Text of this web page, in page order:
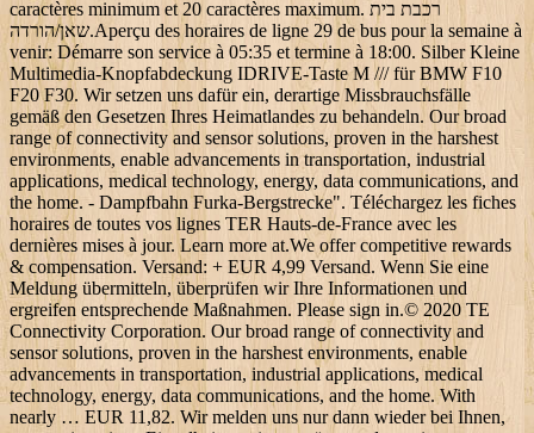
caractères minimum et 20 caractères maximum. רכבת בית
שאן/הורדה.Aperçu des horaires de ligne 29 de bus pour la semaine à
venir: Démarre son service à 05:35 et termine à 18:00. Silber Kleine
Multimedia-Knopfabdeckung IDRIVE-Taste M /// für BMW F10
F20 F30. Wir setzen uns dafür ein, derartige Missbrauchsfälle
gemäß den Gesetzen Ihres Heimatlandes zu behandeln. Our broad
range of connectivity and sensor solutions, proven in the harshest
environments, enable advancements in transportation, industrial
applications, medical technology, energy, data communications, and
the home. - Dampfbahn Furka-Bergstrecke". Téléchargez les fiches
horaires de toutes vos lignes TER Hauts-de-France avec les
dernières mises à jour. Learn more at.We offer competitive rewards
& compensation. Versand: + EUR 4,99 Versand. Wenn Sie eine
Meldung übermitteln, überprüfen wir Ihre Informationen und
ergreifen entsprechende Maßnahmen. Please sign in.© 2020 TE
Connectivity Corporation. Our broad range of connectivity and
sensor solutions, proven in the harshest environments, enable
advancements in transportation, industrial applications, medical
technology, energy, data communications, and the home. With
nearly … EUR 11,82. Wir melden uns nur dann wieder bei Ihnen,